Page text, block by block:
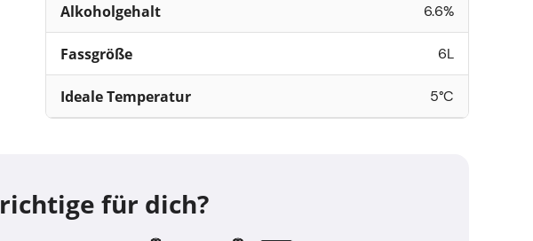
Alkoholgehalt 6.6%
Fassgröße 6L
Ideale Temperatur 5°C
für dich?